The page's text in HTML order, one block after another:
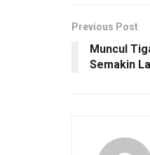
Previous Post
Muncul
Semakin